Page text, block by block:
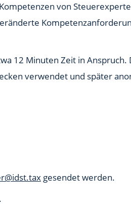
von
12 Minuten Zeit in
verwendet und später
gesendet werden.